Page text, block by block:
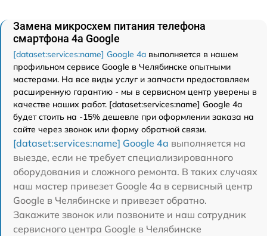
Замена микросхем питания телефона
смартфона 4a Google
[dataset:services:name] Google 4a выполняется в нашем
профильном сервисе Google в Челябинске опытными
мастерами. На все виды услуг и запчасти предоставляем
расширенную гарантию - мы в сервисном центр уверены в
качестве наших работ. [dataset:services:name] Google 4a
будет стоить на -15% дешевле при оформлении заказа на
сайте через звонок или форму обратной связи.
[dataset:services:name] Google 4a выполняется на
выезде, если не требует специализированного
оборудования и сложного ремонта. В таких случаях
наш мастер привезет Google 4a в сервисный центр
Google в Челябинске и привезет обратно.
Закажите звонок или позвоните и наш сотрудник
сервисного центра Google в Челябинске